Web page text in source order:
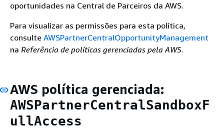
oportunidades na Central de Parceiros da AWS.
Para visualizar as permissões para esta política,
consulte AWSPartnerCentralOpportunityManagement
na Referência de políticas gerenciadas pela AWS.
AWS política gerenciada:
AWSPartnerCentralSandboxF
ullAccess